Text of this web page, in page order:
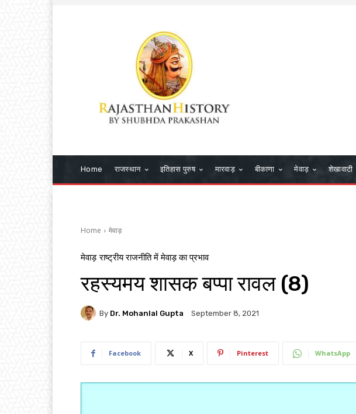
Home राजस्थान इतिहास पुरुष मारवाड़ बीकाणा मेवाड़ शेखावाटी
Home मेवाड़
मेवाड़ राष्ट्रीय राजनीति में मेवाड़ का प्रभाव
रहस्यमय शासक बप्पा रावल (8)
By Dr. Mohanlal Gupta September 8, 2021
Facebook X Pinterest WhatsApp